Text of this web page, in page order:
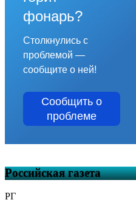
фонарь?
Столкнулись с
проблемой —
сообщите о ней!
Сообщить о
проблеме
Российская газета
РГ